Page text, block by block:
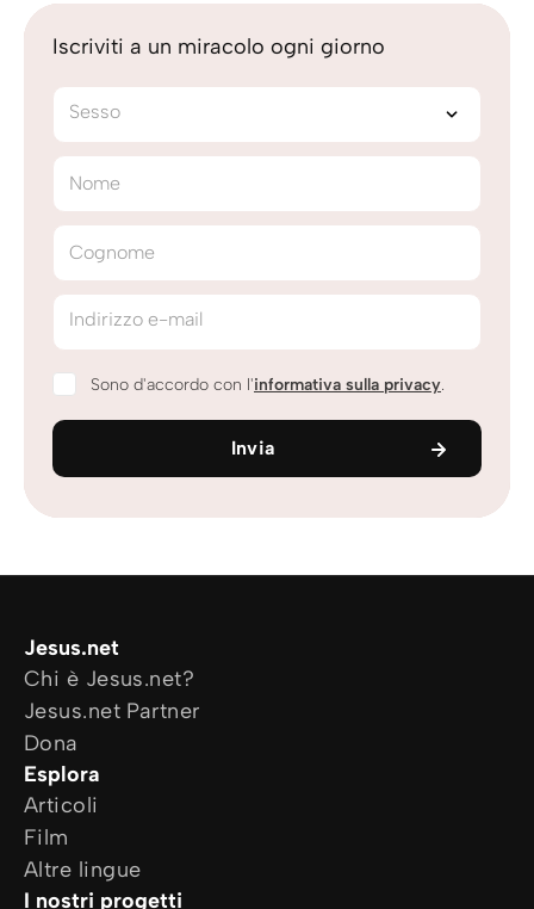
Iscriviti a un miracolo ogni giorno
Sesso
Nome
Cognome
Indirizzo e-mail
Sono d'accordo con l'informativa sulla privacy.
Invia
Jesus.net
Chi è Jesus.net?
Jesus.net Partner
Dona
Esplora
Articoli
Film
Altre lingue
I nostri progetti